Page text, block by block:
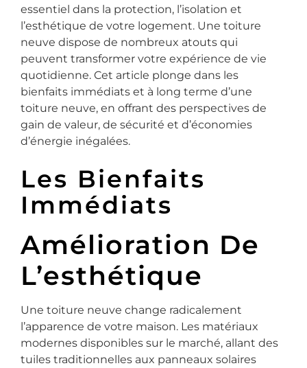
essentiel dans la protection, l’isolation et
l’esthétique de votre logement. Une toiture
neuve dispose de nombreux atouts qui
peuvent transformer votre expérience de vie
quotidienne. Cet article plonge dans les
bienfaits immédiats et à long terme d’une
toiture neuve, en offrant des perspectives de
gain de valeur, de sécurité et d’économies
d’énergie inégalées.
Les Bienfaits
Immédiats
Amélioration De
L’esthétique
Une toiture neuve change radicalement
l’apparence de votre maison. Les matériaux
modernes disponibles sur le marché, allant des
tuiles traditionnelles aux panneaux solaires